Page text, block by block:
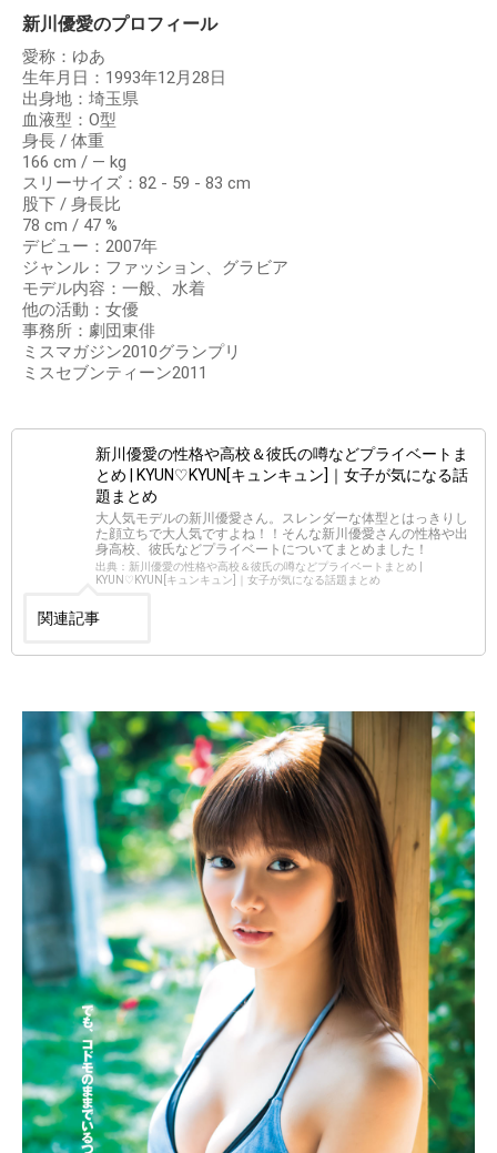
新川優愛のプロフィール
愛称：ゆあ
生年月日：1993年12月28日
出身地：埼玉県
血液型：O型
身長 / 体重
166 cm / ― kg
スリーサイズ：82 - 59 - 83 cm
股下 / 身長比
78 cm / 47 %
デビュー：2007年
ジャンル：ファッション、グラビア
モデル内容：一般、水着
他の活動：女優
事務所：劇団東俳
ミスマガジン2010グランプリ
ミスセブンティーン2011
新川優愛の性格や高校＆彼氏の噂などプライベートま
とめ | KYUN♡KYUN[キュンキュン]｜女子が気になる話
題まとめ
大人気モデルの新川優愛さん。スレンダーな体型とはっきりし
た顔立ちで大人気ですよね！！そんな新川優愛さんの性格や出
身高校、彼氏などプライベートについてまとめました！
出典：新川優愛の性格や高校＆彼氏の噂などプライベートまとめ |
KYUN♡KYUN[キュンキュン]｜女子が気になる話題まとめ
関連記事